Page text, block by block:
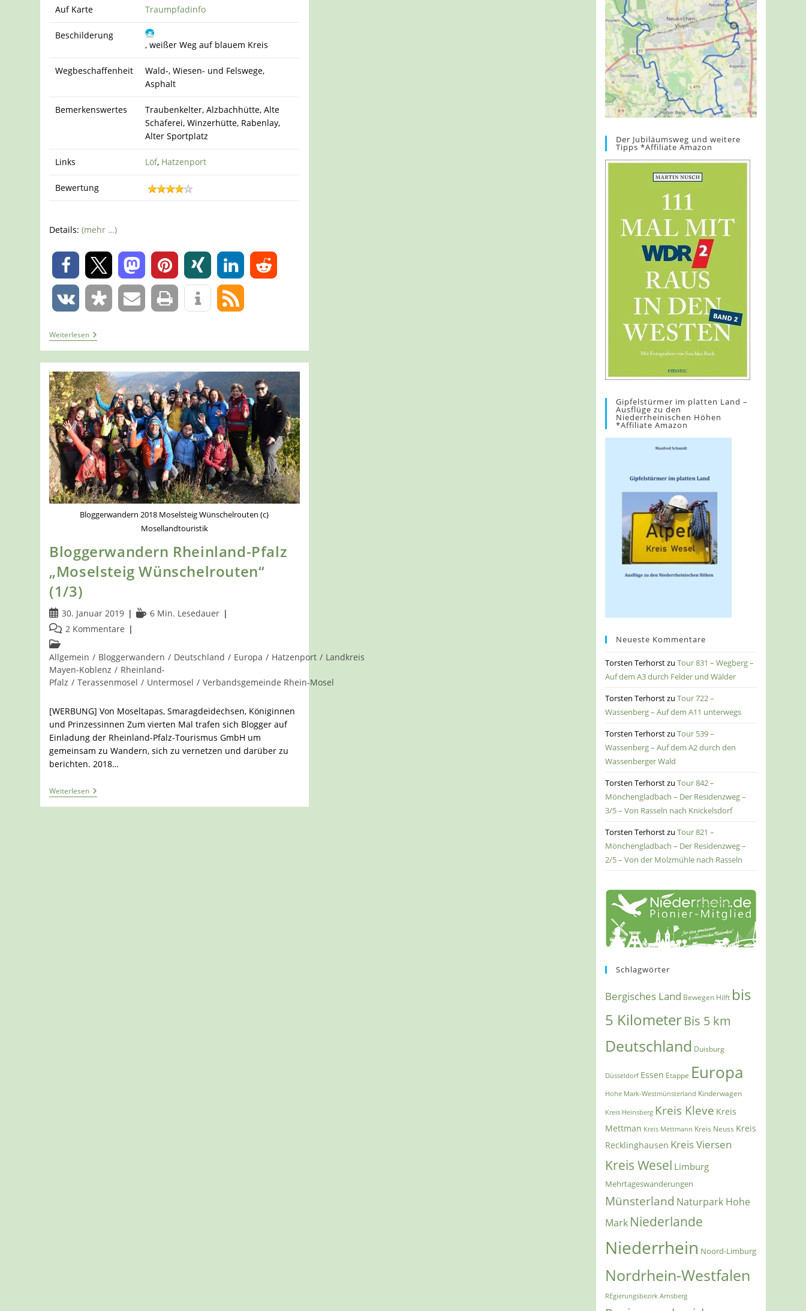
Auf Karte Traumpfadinfo
Beschilderung
, weißer Weg auf blauem Kreis
Wegbeschaffenheit
Wald-, Wiesen- und Felswege,
Asphalt
Bemerkenswertes
Traubenkelter, Alzbachhütte, Alte
Schäferei, Winzerhütte, Rabenlay,
Alter Sportplatz
Links Löf, Hatzenport
Bewertung
Details:(mehr …)
0
0
WeiterlesenTour
1249
–
Löf
–
Traumpfädchen
Löfer
Rabenlaypfad
Bloggerwandern 2018 Moselsteig Wünschelrouten (c)
Mosellandtouristik
Bloggerwandern Rheinland-Pfalz
„Moselsteig Wünschelrouten“
(1/3)
Beitrag
veröffentlicht:
30. Januar 2019 Lesedauer:
6 Min. Lesedauer
Beitrags-
Kommentare:
2 Kommentare
Beitrags-
Kategorie:
Allgemein / Bloggerwandern / Deutschland / Europa / Hatzenport / Landkreis
Mayen-Koblenz / Rheinland-
Pfalz / Terassenmosel / Untermosel / Verbandsgemeinde Rhein-Mosel
[WERBUNG] Von Moseltapas, Smaragdeidechsen, Königinnen
und Prinzessinnen Zum vierten Mal trafen sich Blogger auf
Einladung der Rheinland-Pfalz-Tourismus GmbH um
gemeinsam zu Wandern, sich zu vernetzen und darüber zu
berichten. 2018…
WeiterlesenBloggerwandern
Rheinland-
Pfalz
Der Jubiläumsweg und weitere
Tipps *Affiliate Amazon
Gipfelstürmer im platten Land –
Ausflüge zu den
Niederrheinischen Höhen
*Affiliate Amazon
Neueste Kommentare
Torsten TerhorstzuTour 831 – Wegberg –
Auf dem A3 durch Felder und Wälder
Torsten TerhorstzuTour 722 –
Wassenberg – Auf dem A11 unterwegs
Torsten TerhorstzuTour 539 –
Wassenberg – Auf dem A2 durch den
Wassenberger Wald
Torsten TerhorstzuTour 842 –
Mönchengladbach – Der Residenzweg –
3/5 – Von Rasseln nach Knickelsdorf
Torsten TerhorstzuTour 821 –
Mönchengladbach – Der Residenzweg –
2/5 – Von der Molzmühle nach Rasseln
Schlagwörter
Bergisches Land Bewegen Hilft bis
5 KilometerBis 5 km
Deutschland Duisburg
Düsseldorf Essen Etappe Europa
Hohe Mark-Westmünsterland Kinderwagen
Kreis Heinsberg Kreis Kleve Kreis
Mettman Kreis Mettmann Kreis Neuss Kreis
Recklinghausen Kreis Viersen
Kreis Wesel Limburg
Mehrtageswanderungen
Münsterland Naturpark Hohe
Mark Niederlande
Niederrhein Noord-Limburg
Nordrhein-Westfalen
REgierungsbezirk Arnsberg